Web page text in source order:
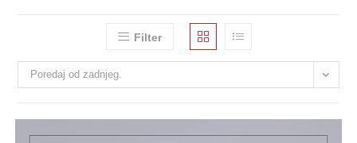
Filter
Poredaj od zadnjeg.